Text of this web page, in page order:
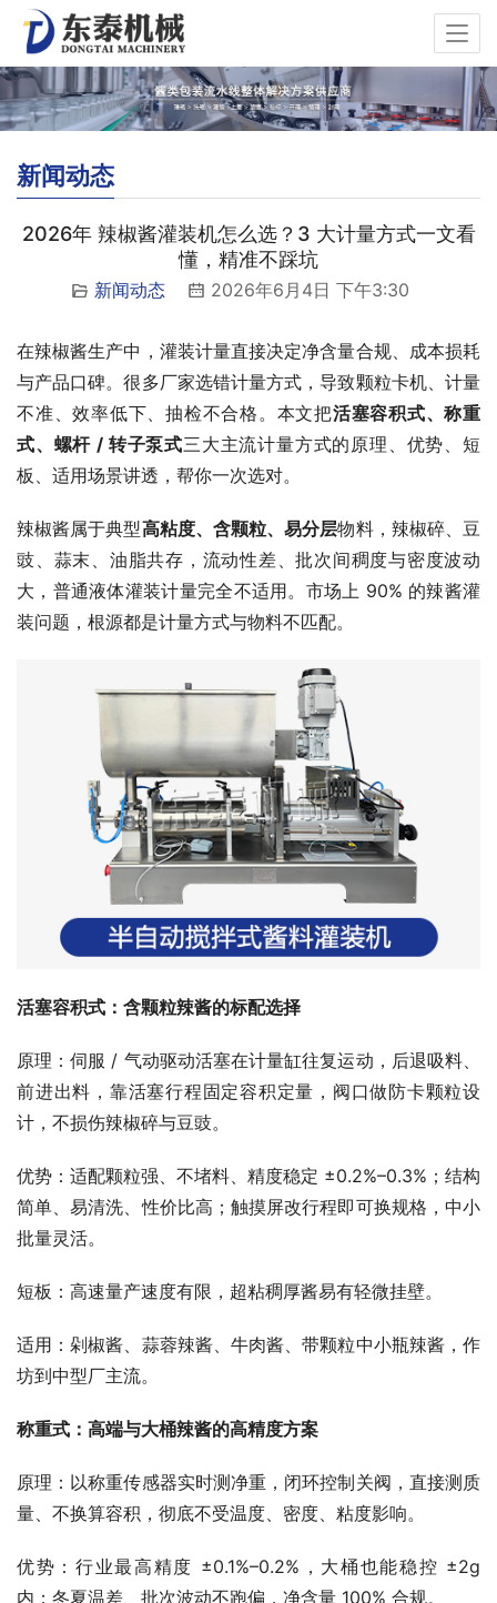
新闻动态
2026年 辣椒酱灌装机怎么选？3 大计量方式一文看
懂，精准不踩坑​
新闻动态 2026年6月4日 下午3:30
在辣椒酱生产中，灌装计量直接决定净含量合规、成本损耗
与产品口碑。很多厂家选错计量方式，导致颗粒卡机、计量
不准、效率低下、抽检不合格。本文把活塞容积式、称重
式、螺杆 / 转子泵式三大主流计量方式的原理、优势、短
板、适用场景讲透，帮你一次选对。​
辣椒酱属于典型高粘度、含颗粒、易分层物料，辣椒碎、豆
豉、蒜末、油脂共存，流动性差、批次间稠度与密度波动
大，普通液体灌装计量完全不适用。市场上 90% 的辣酱灌
装问题，根源都是计量方式与物料不匹配。​
活塞容积式：含颗粒辣酱的标配选择
原理：伺服 / 气动驱动活塞在计量缸往复运动，后退吸料、
前进出料，靠活塞行程固定容积定量，阀口做防卡颗粒设
计，不损伤辣椒碎与豆豉。​
优势：适配颗粒强、不堵料、精度稳定 ±0.2%–0.3%；结构
简单、易清洗、性价比高；触摸屏改行程即可换规格，中小
批量灵活。​
短板：高速量产速度有限，超粘稠厚酱易有轻微挂壁。​
适用：剁椒酱、蒜蓉辣酱、牛肉酱、带颗粒中小瓶辣酱，作
坊到中型厂主流。​
称重式：高端与大桶辣酱的高精度方案
原理：以称重传感器实时测净重，闭环控制关阀，直接测质
量、不换算容积，彻底不受温度、密度、粘度影响。​
优势：行业最高精度 ±0.1%–0.2%，大桶也能稳控 ±2g
内；冬夏温差、批次波动不跑偏，净含量 100% 合规。​